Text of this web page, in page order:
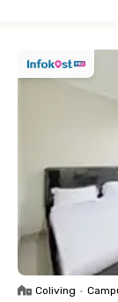
Coliving •